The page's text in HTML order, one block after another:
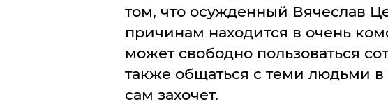
том, что осужденный Вячеслав
причинам находится в очень
может свободно пользоваться
также общаться с теми людьми
сам захочет.